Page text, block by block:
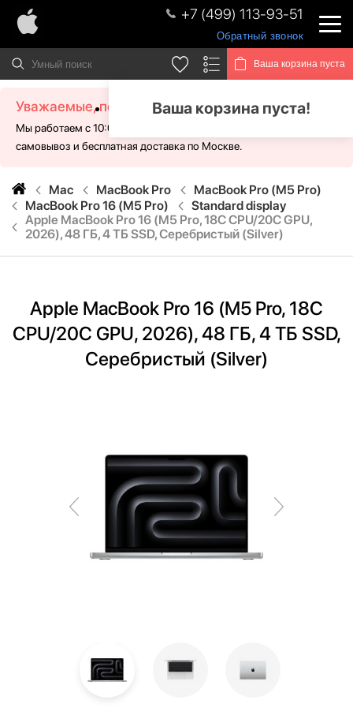
+7 (499) 113-93-51
Обратный звонок
Ваша корзина пуста
Ваша корзина пуста!
Уважаемые, посетители!
Мы работаем с 10:00 - 21:00 без выходных. Для Вас доступен
самовывоз и бесплатная доставка по Москве.
Mac MacBook Pro
MacBook Pro (M5 Pro)
MacBook Pro 16 (M5 Pro)
Standard display
Apple MacBook Pro 16 (M5 Pro, 18C CPU/20C GPU,
2026), 48 ГБ, 4 ТБ SSD, Серебристый (Silver)
Apple MacBook Pro 16 (M5 Pro, 18C
CPU/20C GPU, 2026), 48 ГБ, 4 ТБ SSD,
Серебристый (Silver)